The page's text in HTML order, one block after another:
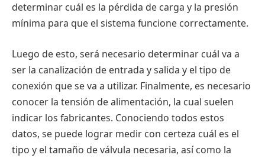
determinar cuál es la pérdida de carga y la presión
mínima para que el sistema funcione correctamente.
Luego de esto, será necesario determinar cuál va a
ser la canalización de entrada y salida y el tipo de
conexión que se va a utilizar. Finalmente, es necesario
conocer la tensión de alimentación, la cual suelen
indicar los fabricantes. Conociendo todos estos
datos, se puede lograr medir con certeza cuál es el
tipo y el tamaño de válvula necesaria, así como la